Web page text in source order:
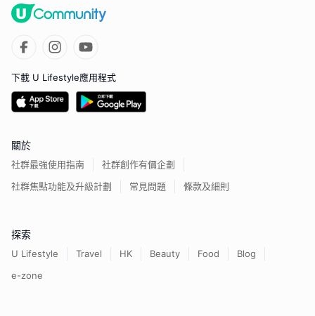
下載 U Lifestyle應用程式
關於
社群最強使用指南
社群創作有價企劃
社群焦點功能及升級計劃
常見問題 條款及細則
探索
U Lifestyle Travel HK Beauty Food
Blog
e-zone